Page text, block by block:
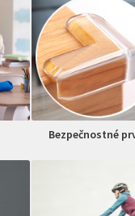
Bezpečnostné